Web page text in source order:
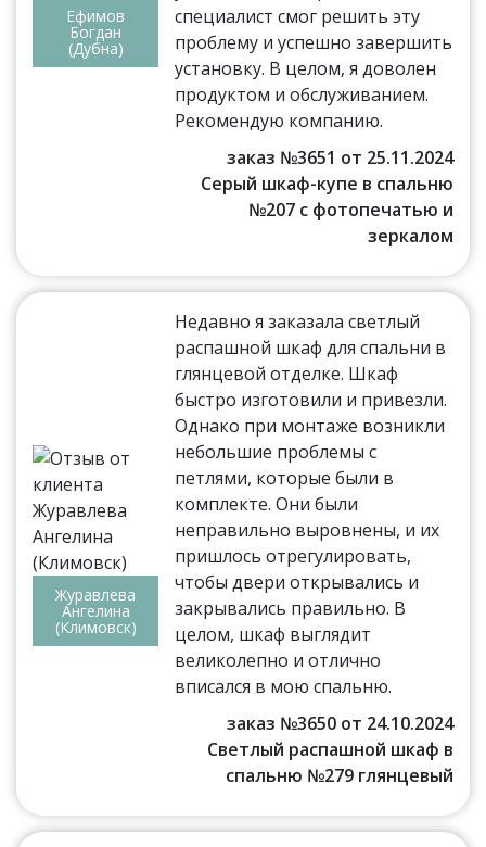
Ефимов
Богдан
(Дубна)
специалист смог решить эту
проблему и успешно завершить
установку. В целом, я доволен
продуктом и обслуживанием.
Рекомендую компанию.
заказ №3651 от 25.11.2024
Серый шкаф-купе в спальню
№207 с фотопечатью и
зеркалом
Журавлева
Ангелина
(Климовск)
Недавно я заказала светлый
распашной шкаф для спальни в
глянцевой отделке. Шкаф
быстро изготовили и привезли.
Однако при монтаже возникли
небольшие проблемы с
петлями, которые были в
комплекте. Они были
неправильно выровнены, и их
пришлось отрегулировать,
чтобы двери открывались и
закрывались правильно. В
целом, шкаф выглядит
великолепно и отлично
вписался в мою спальню.
заказ №3650 от 24.10.2024
Светлый распашной шкаф в
спальню №279 глянцевый